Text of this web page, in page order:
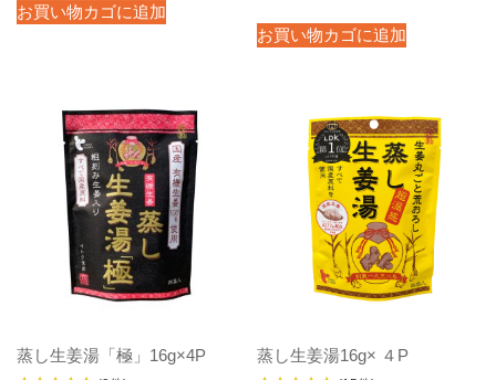
お買い物カゴに追加
お買い物カゴに追加
蒸し生姜湯「極」16g×4P 蒸し生姜湯16g× ４P